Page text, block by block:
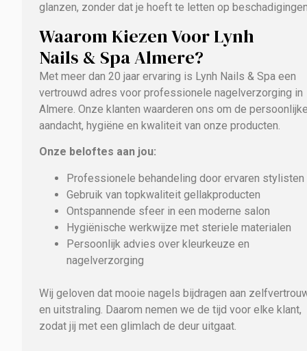
glanzen, zonder dat je hoeft te letten op
Waarom Kiezen Voor Lynh
Nails & Spa Almere?
Met meer dan 20 jaar ervaring is Lynh Nails & Spa een
vertrouwd adres voor professionele nagelverzorging in
Almere. Onze klanten waarderen ons om de
aandacht, hygiëne en kwaliteit van onze producten.
Onze beloftes aan jou:
Professionele behandeling door ervaren stylisten
Gebruik van topkwaliteit gellakproducten
Ontspannende sfeer in een moderne salon
Hygiënische werkwijze met steriele materialen
Persoonlijk advies over kleurkeuze en
nagelverzorging
Wij geloven dat mooie nagels bijdragen aan
en uitstraling. Daarom nemen we de tijd voor elke klant,
zodat jij met een glimlach de deur uitgaat.